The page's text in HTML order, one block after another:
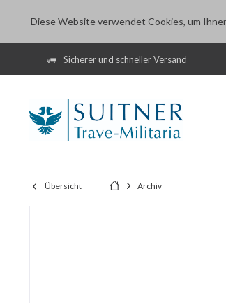
Diese Website verwendet Cookies, um
Sicherer und schneller Versand
Übersicht Archiv